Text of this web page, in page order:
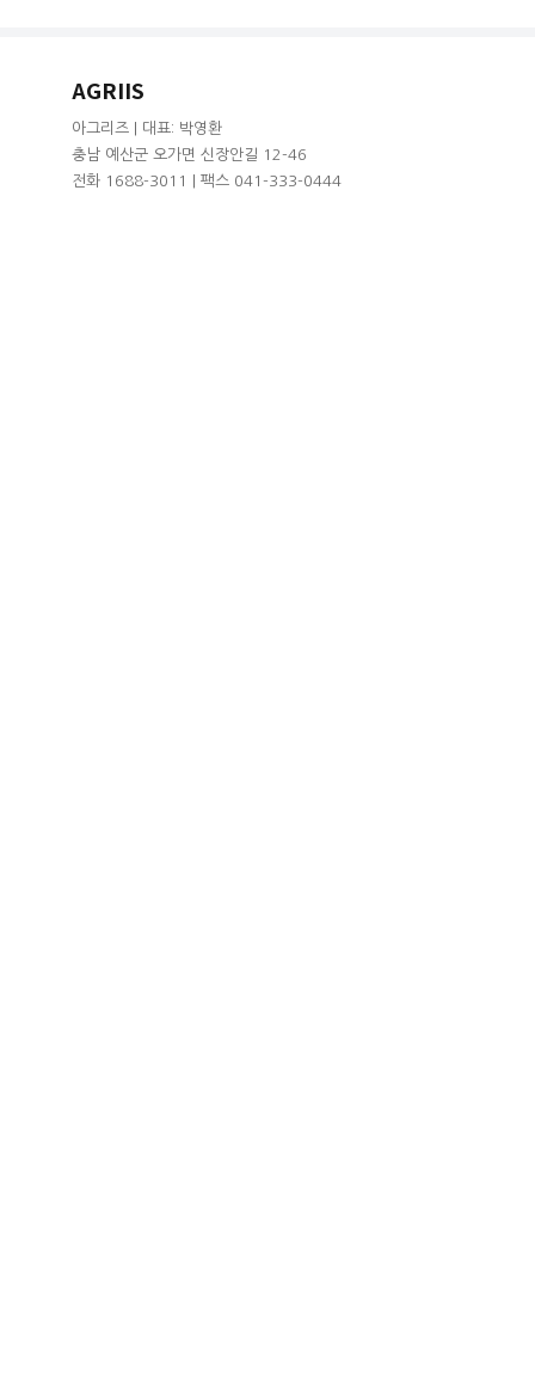
AGRIIS
아그리즈 | 대표: 박영환
충남 예산군 오가면 신장안길 12-46
전화 1688-3011 | 팩스 041-333-0444